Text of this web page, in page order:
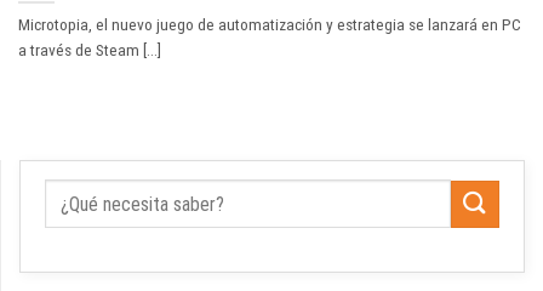
Microtopia, el nuevo juego de automatización y estrategia se lanzará en PC
a través de Steam [...]